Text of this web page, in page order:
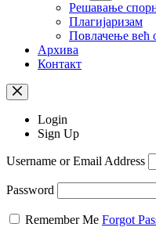
Рeшaвaњe
Плагијаризам
Повлачење већ
Архива
Контакт
Login
Sign Up
Username or Email Address
Password
Remember Me Forgot